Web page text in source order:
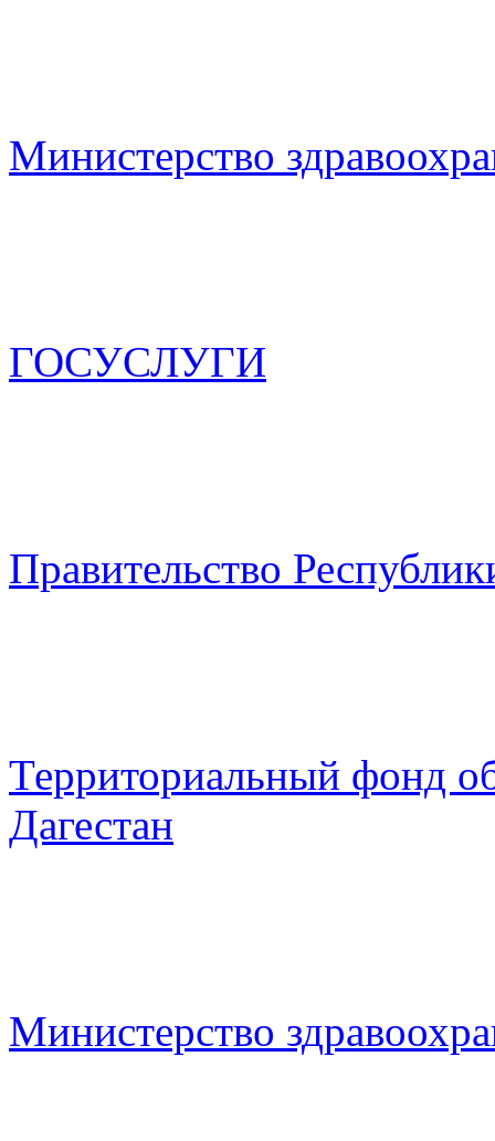
Министерство
ГОСУСЛУГИ
Правительство
Территориальный фонд
Дагестан
Министерство